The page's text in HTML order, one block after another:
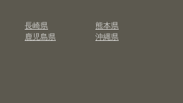
長崎県
熊本県
鹿児島県 沖縄県